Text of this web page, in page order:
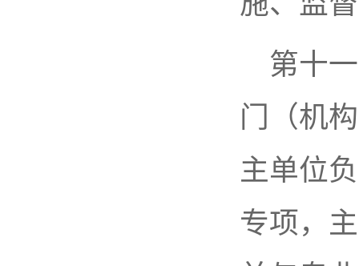
第十
门（机
主单位
专项，